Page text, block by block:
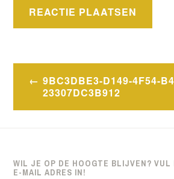
Bericht
navigatie
9BC3DBE3-D149-4F54-
23307DC3B912
WIL JE OP DE HOOGTE BLIJVEN? VUL
E-MAIL ADRES IN!